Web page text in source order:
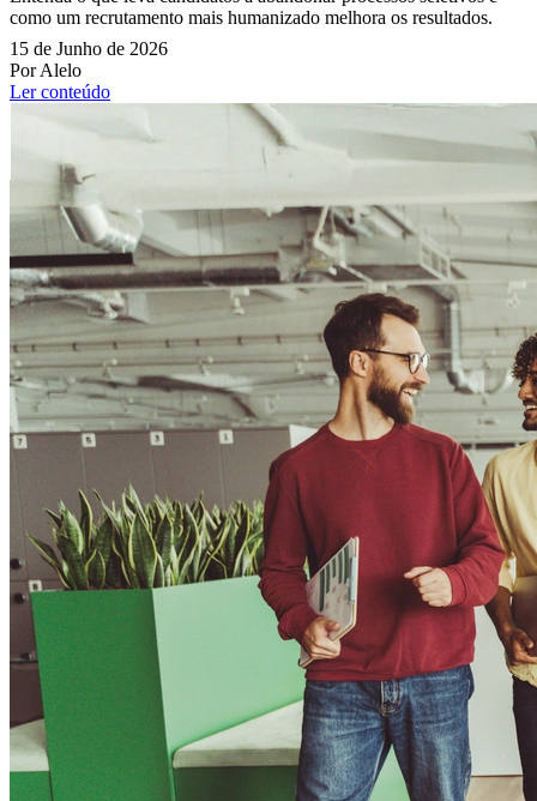
como um recrutamento mais humanizado melhora os resultados.
15 de Junho de 2026
Por Alelo
Ler conteúdo